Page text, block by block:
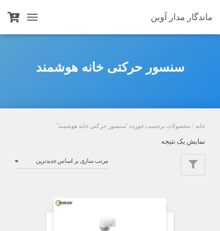
ماندگار مدار آوین
TOGGLE
NAVIGATION
سنسور حرکتی خانه هوشمند
خانه / محصولات برچسب خورده “سنسور حرکتی خانه هوشمند”
نمایش یک نتیجه